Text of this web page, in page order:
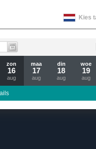
Kies
zon
16
aug
maa
17
aug
din
18
aug
woe
19
aug